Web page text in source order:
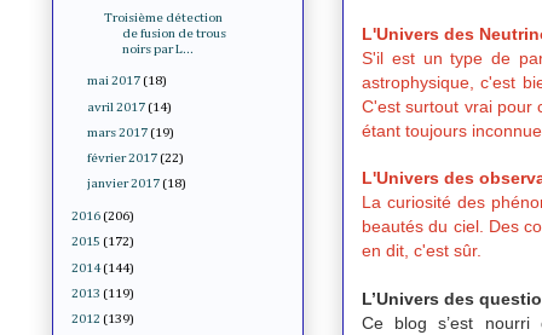
L'Univers des
S'il est un type de
astrophysique, c'est
C'est surtout vrai pour
étant toujours
L'Univers des
La curiosité des
beautés du ciel. Des
en dit, c'est sûr.
L’Univers des
Ce blog s’est nourri
Troisième détection
de fusion de trous
noirs par L...
mai 2017 (18)
avril 2017 (14)
mars 2017 (19)
février 2017 (22)
janvier 2017 (18)
2016 (206)
2015 (172)
2014 (144)
2013 (119)
2012 (139)